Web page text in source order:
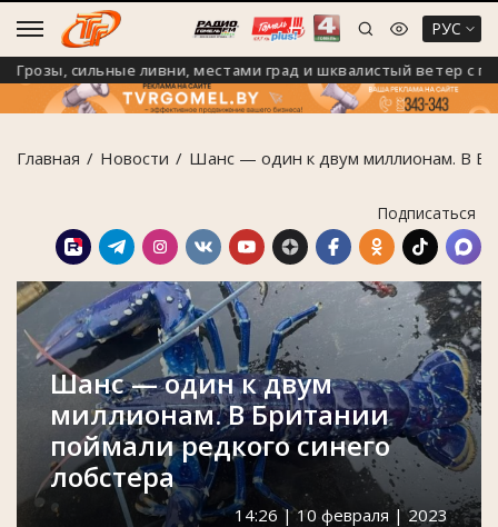
РУС
сильные ливни, местами град и шквалистый ветер с
Главная Новости Шанс — один к двум миллионам. В
Подписаться
Шанс — один к двум
миллионам. В Британии
поймали редкого синего
лобстера
14:26 | 10 февраля | 2023